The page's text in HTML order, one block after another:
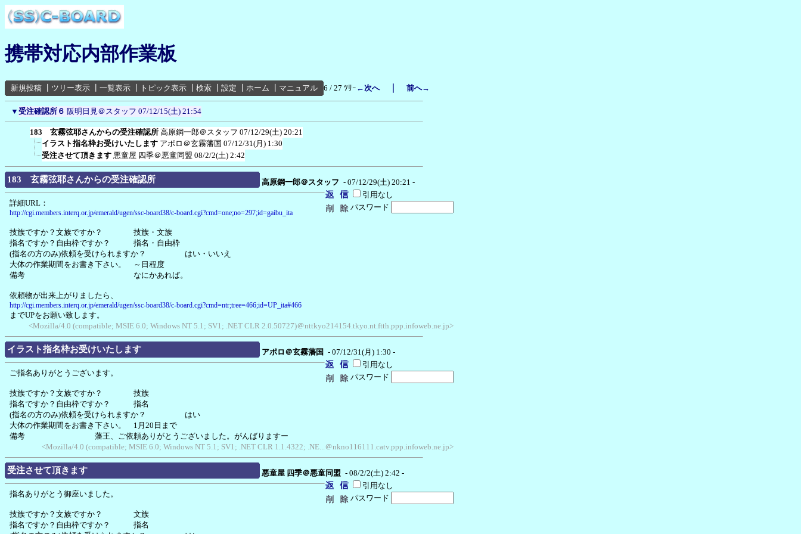
携帯対応内部作業板
新規投稿 ツリー表示 一覧表示 トピック表示 検索 設定 ホーム マニュアル 6 / 27 ﾂﾘｰ ←次へ｜ 前へ→
▼ 受注確認所６ 阪明日見＠スタッフ 07/12/15(土) 21:54
183 玄霧弦耶さんからの受注確認所 高原鋼一郎＠スタッフ 07/12/29(土) 20:21
イラスト指名枠お受けいたします アポロ＠玄霧藩国 07/12/31(月) 1:30
受注させて頂きます 悪童屋 四季＠悪童同盟 08/2/2(土) 2:42
183 玄霧弦耶さんからの受注確認所 高原鋼一郎＠スタッフ - 07/12/29(土) 20:21 -
引用なし
パスワード
詳細URL：
http://cgi.members.interq.or.jp/emerald/ugen/ssc-board38/c-board.cgi?cmd=one;no=297;id=gaibu_ita
技族ですか？文族ですか？ 技族・文族
指名ですか？自由枠ですか？ 指名・自由枠
(指名の方のみ)依頼を受けられますか？ はい・いいえ
大体の作業期間をお書き下さい。 ～日程度
備考 なにかあれば。
依頼物が出来上がりましたら、
http://cgi.members.interq.or.jp/emerald/ugen/ssc-board38/c-board.cgi?cmd=ntr;tree=466;id=UP_ita#466
までUPをお願い致します。
<Mozilla/4.0 (compatible; MSIE 6.0; Windows NT 5.1; SV1; .NET CLR 2.0.50727)＠nttkyo214154.tkyo.nt.ftth.ppp.infoweb.ne.jp>
イラスト指名枠お受けいたします アポロ＠玄霧藩国 - 07/12/31(月) 1:30 -
引用なし
パスワード
ご指名ありがとうございます。
技族ですか？文族ですか？ 技族
指名ですか？自由枠ですか？ 指名
(指名の方のみ)依頼を受けられますか？ はい
大体の作業期間をお書き下さい。 1月20日まで
備考 藩王、ご依頼ありがとうございました。がんばりますー
<Mozilla/4.0 (compatible; MSIE 6.0; Windows NT 5.1; SV1; .NET CLR 1.1.4322; .NE...＠nkno116111.catv.ppp.infoweb.ne.jp>
受注させて頂きます 悪童屋 四季＠悪童同盟 - 08/2/2(土) 2:42 -
引用なし
パスワード
指名ありがとう御座いました。
技族ですか？文族ですか？ 文族
指名ですか？自由枠ですか？ 指名